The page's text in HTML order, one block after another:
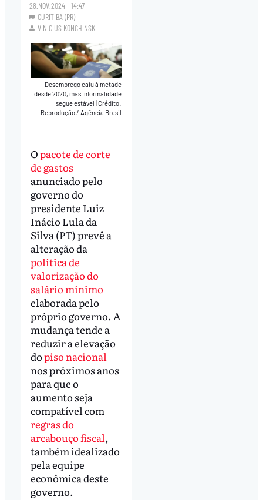
28.NOV.2024 - 14:47
CURITIBA (PR)
VINICIUS KONCHINSKI
Desemprego caiu à metade
desde 2020, mas informalidade
segue estável|Crédito:
Reprodução / Agência Brasil
Opacote de corte
de gastos
anunciado pelo
governo do
presidente Luiz
Inácio Lula da
Silva (PT) prevê a
alteração da
política de
valorização do
salário mínimo
elaborada pelo
próprio governo. A
mudança tende a
reduzir a elevação
dopiso nacional
nos próximos anos
para que o
aumento seja
compatível com
regras do
arcabouço fiscal,
também idealizado
pela equipe
econômica deste
governo.